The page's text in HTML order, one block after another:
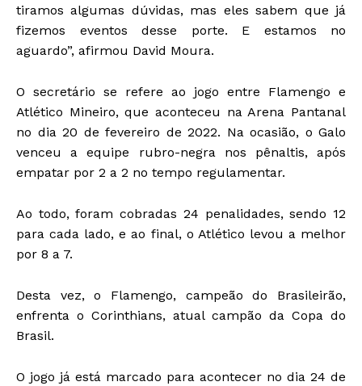
tiramos algumas dúvidas, mas eles sabem que já
fizemos eventos desse porte. E estamos no
aguardo”, afirmou David Moura.
O secretário se refere ao jogo entre Flamengo e
Atlético Mineiro, que aconteceu na Arena Pantanal
no dia 20 de fevereiro de 2022. Na ocasião, o Galo
venceu a equipe rubro-negra nos pênaltis, após
empatar por 2 a 2 no tempo regulamentar.
Ao todo, foram cobradas 24 penalidades, sendo 12
para cada lado, e ao final, o Atlético levou a melhor
por 8 a 7.
Desta vez, o Flamengo, campeão do Brasileirão,
enfrenta o Corinthians, atual campão da Copa do
Brasil.
O jogo já está marcado para acontecer no dia 24 de